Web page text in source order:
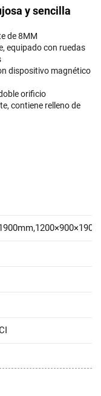
y sencilla
de 8MM
equipado con ruedas
dispositivo magnético
orificio
contiene relleno de